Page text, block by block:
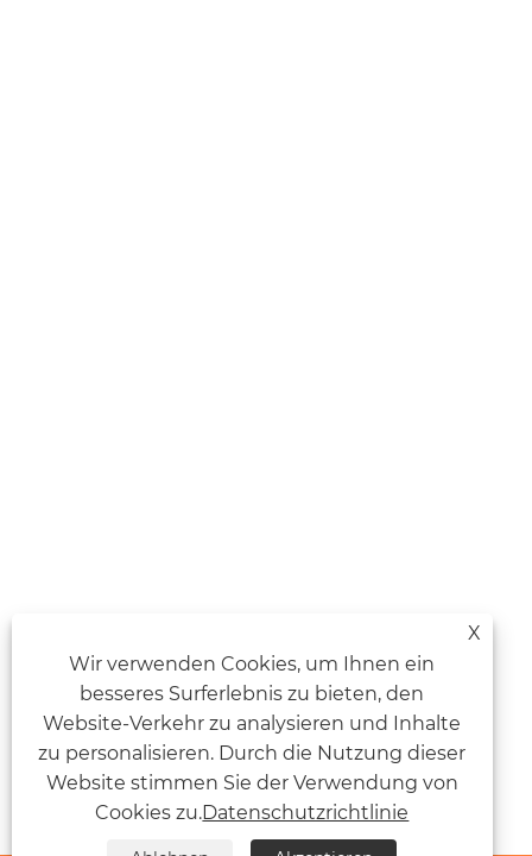
X
Wir verwenden Cookies, um Ihnen ein
besseres Surferlebnis zu bieten, den
Website-Verkehr zu analysieren und Inhalte
zu personalisieren. Durch die Nutzung dieser
Website stimmen Sie der Verwendung von
Cookies zu.Datenschutzrichtlinie